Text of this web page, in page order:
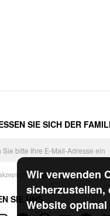
Wir verwenden
sicherzustellen,
Website
SIE SICH DER
dieGeschäftsbedingungen
SIE UNS